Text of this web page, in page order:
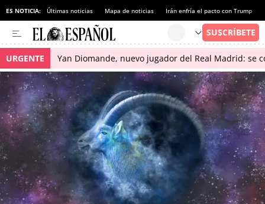
ES NOTICIA: Últimas noticias Mapa de noticias Irán enfría el pacto con Trump
URGENTE Yan Diomande, nuevo jugador del Real Madrid: se